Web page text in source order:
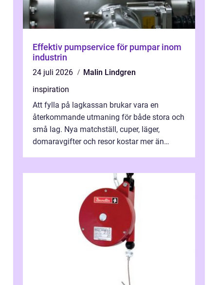
Effektiv pumpservice för pumpar inom
industrin
24 juli 2026
Malin Lindgren
inspiration
Att fylla på lagkassan brukar vara en
återkommande utmaning för både stora och
små lag. Nya matchställ, cuper, läger,
domaravgifter och resor kostar mer än